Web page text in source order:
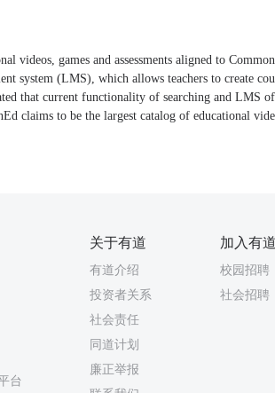
videos, games and assessments aligned to
system (LMS), which allows teachers to create
that current functionality of searching and LMS
claims to be the largest catalog of educational
关于有道
有道介绍
投资者关系
社会责任
同道计划
廉正举报
加入有道
校园招聘
社会招聘
台